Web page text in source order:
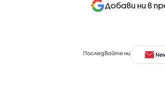
Добави ни в
Последвайте ни